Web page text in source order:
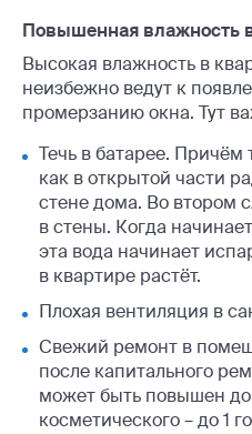
Повышенная влажность
Высокая влажность в
неизбежно ведут к
промерзанию окна. Тут
Течь в батарее. Причём
как в открытой части
стене дома. Во втором
в стены. Когда
эта вода начинает
в квартире растёт.
Плохая вентиляция в
Свежий ремонт в
после капитального
может быть повышен до
косметического – до 1